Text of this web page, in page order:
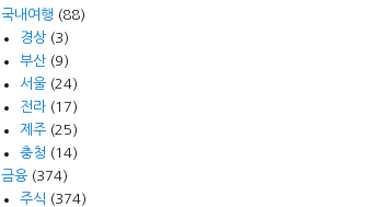
국내여행 (88)
경상(3)
부산(9)
서울(24)
전라(17)
제주(25)
충청 (14)
금융 (374)
주식 (374)